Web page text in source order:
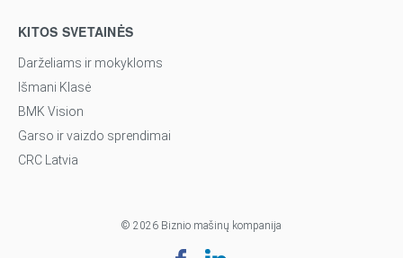
KITOS SVETAINĖS
Darželiams ir mokykloms
Išmani Klasė
BMK Vision
Garso ir vaizdo sprendimai
CRC Latvia
© 2026 Biznio mašinų kompanija